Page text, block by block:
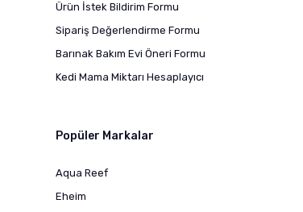
Ürün İstek Bildirim Formu
Sipariş Değerlendirme Formu
Barınak Bakım Evi Öneri Formu
Kedi Mama Miktarı Hesaplayıcı
Popüler Markalar
Aqua Reef
Eheim